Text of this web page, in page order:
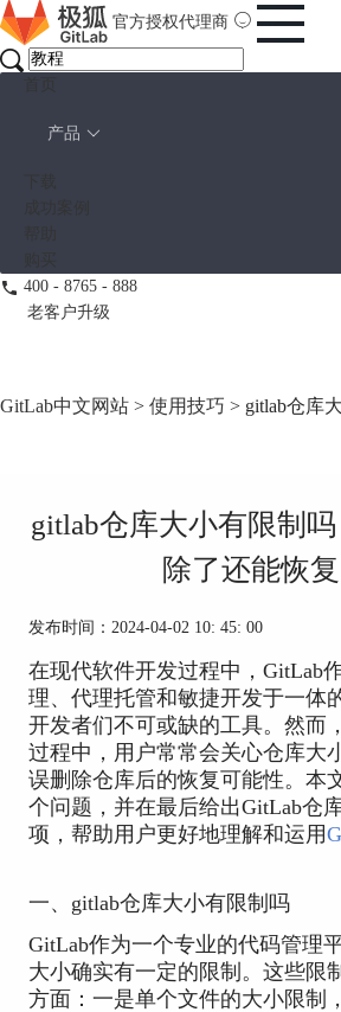
官方授权代理商
产品
400 - 8765 - 888
老客户升级
GitLab中文网站 > 使用技巧 > gitlab仓库
gitlab仓库大小有限制吗
除了还能恢
发布时间：2024-04-02 10: 45: 00
在现代软件开发过程中，GitLab
理、代理托管和敏捷开发于一体
开发者们不可或缺的工具。然而
过程中，用户常常会关心仓库大
误删除仓库后的恢复可能性。本
个问题，并在最后给出GitLab仓
项，帮助用户更好地理解和运用
一、gitlab仓库大小有限制吗
GitLab作为一个专业的代码管理
大小确实有一定的限制。这些限
方面：一是单个文件的大小限制